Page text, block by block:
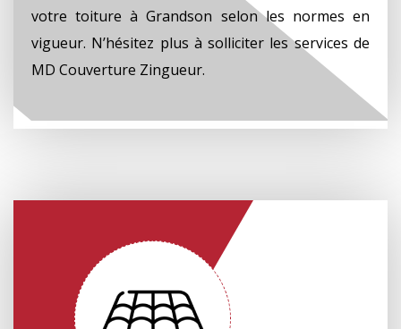
votre toiture à Grandson selon les normes en
vigueur. N’hésitez plus à solliciter les services de
MD Couverture Zingueur.